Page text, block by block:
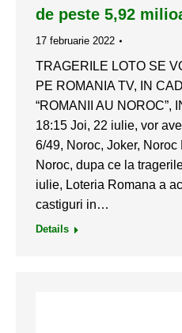
de peste 5,92
17 februarie 2022
TRAGERILE LOTO SE
PE ROMANIA TV, IN
“ROMANII AU NOROC”,
18:15 Joi, 22 iulie, vor
6/49, Noroc, Joker,
Noroc, dupa ce la
iulie, Loteria Romana a
castiguri in…
Details